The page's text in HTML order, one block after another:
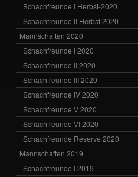
Schachfreunde I Herbst-2020
Schachfreunde II Herbst 2020
Mannschaften 2020
Schachfreunde I 2020
Schachfreunde II 2020
Schachfreunde III 2020
Schachfreunde IV 2020
Schachfreunde V 2020
Schachfreunde VI 2020
Schachfreunde Reserve 2020
Mannschaften 2019
Schachfreunde I 2019